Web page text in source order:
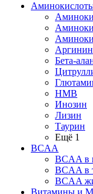
Аргинин
Бета-
HMB
Инозин
Лизин
Таурин
Ещё 1
BCAA
BCAA в
BCAA в
BCAA
Витамины и